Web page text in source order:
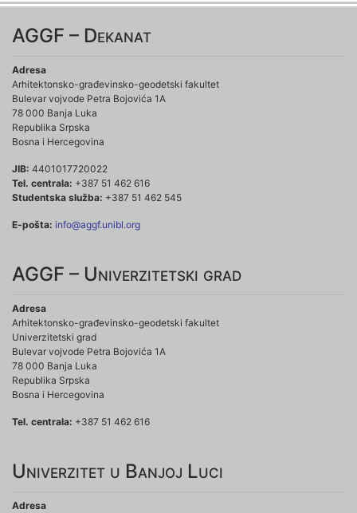
AGGF – Dekanat
Adresa
Arhitektonsko-građevinsko-geodetski fakultet
Bulevar vojvode Petra Bojovića 1A
78 000 Banja Luka
Republika Srpska
Bosna i Hercegovina
JIB: 4401017720022
Tel. centrala: +387 51 462 616
Studentska služba: +387 51 462 545
E-pošta: info@aggf.unibl.org
AGGF – Univerzitetski grad
Adresa
Arhitektonsko-građevinsko-geodetski fakultet
Univerzitetski grad
Bulevar vojvode Petra Bojovića 1A
78 000 Banja Luka
Republika Srpska
Bosna i Hercegovina
Tel. centrala: +387 51 462 616
Univerzitet u Banjoj Luci
Adresa